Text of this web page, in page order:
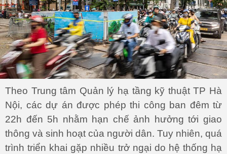
Theo Trung tâm Quản lý hạ tầng kỹ thuật TP Hà
Nội, các dự án được phép thi công ban đêm từ
22h đến 5h nhằm hạn chế ảnh hưởng tới giao
thông và sinh hoạt của người dân. Tuy nhiên, quá
trình triển khai gặp nhiều trở ngại do hệ thống hạ